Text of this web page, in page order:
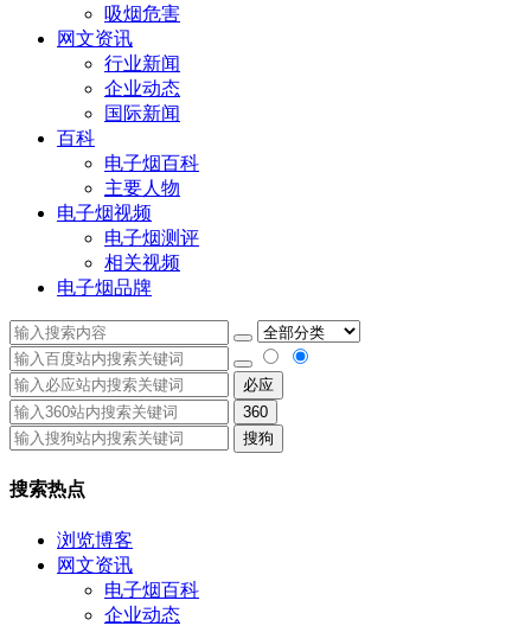
吸烟危害
网文资讯
行业新闻
企业动态
国际新闻
百科
电子烟百科
主要人物
电子烟视频
电子烟测评
相关视频
电子烟品牌
必应
360
搜狗
搜索热点
浏览博客
网文资讯
电子烟百科
企业动态